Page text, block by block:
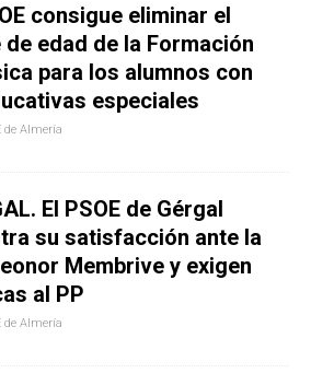
consigue eliminar el
de edad de la Formación
para los alumnos con
especiales
de Almería
El PSOE de Gérgal
su satisfacción ante la
Membrive y exigen
al PP
de Almería